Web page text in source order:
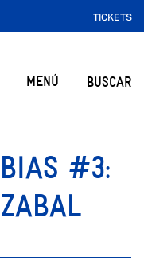
TICKETS
MENÚ BUSCAR
#3: